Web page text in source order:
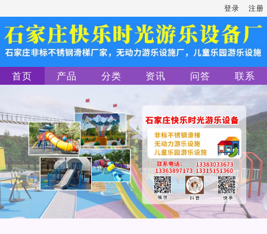
登录 注册
首页 产品 分类 资讯 问答 联系